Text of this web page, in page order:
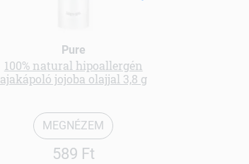
Pure
100% natural hipoallergén
ajakápoló jojoba olajjal 3,8 g
MEGNÉZEM
589 Ft